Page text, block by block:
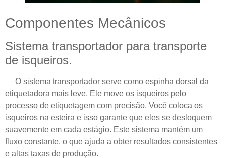
Componentes Mecânicos
Sistema transportador para transporte
de isqueiros.
O sistema transportador serve como espinha dorsal da
etiquetadora mais leve. Ele move os isqueiros pelo
processo de etiquetagem com precisão. Você coloca os
isqueiros na esteira e isso garante que eles se desloquem
suavemente em cada estágio. Este sistema mantém um
fluxo constante, o que ajuda a obter resultados consistentes
e altas taxas de produção.